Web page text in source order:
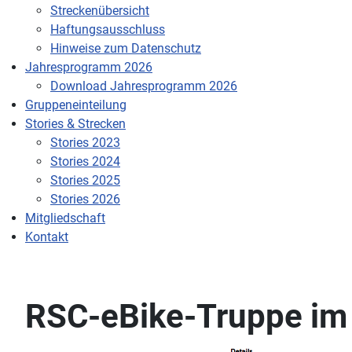
Streckenübersicht
Haftungsausschluss
Hinweise zum Datenschutz
Jahresprogramm 2026
Download Jahresprogramm 2026
Gruppeneinteilung
Stories & Strecken
Stories 2023
Stories 2024
Stories 2025
Stories 2026
Mitgliedschaft
Kontakt
RSC-eBike-Truppe